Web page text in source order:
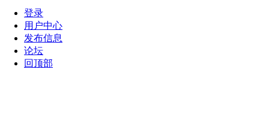
登录
用户中心
发布信息
论坛
回顶部